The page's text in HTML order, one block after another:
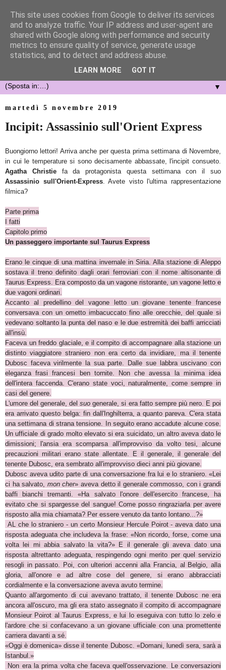
▼
martedì 5 novembre 2019
Incipit: Assassinio sull'Orient Express
Buongiorno lettori! Arriva anche per questa prima settimana di Novembre,
in cui le temperature si sono decisamente abbassate, l'incipit consueto.
Agatha Christiefa da protagonista questa settimana con il suo
Assassinio sull'Orient-Express. Avete visto l'ultima rappresentazione
filmica?
Parte prima
I fatti
Capitolo primo
Un passeggero importante sul Taurus Express
Erano le cinque di una mattina invernale in Siria. Alla stazione di Aleppo
sostava il treno definito dagli orari ferroviari con il nome altisonante di
Taurus Express. Era composto da un vagone ristorante, un vagone letto e
due vagoni ordinari.
Accanto al predellino del vagone letto un giovane tenente francese
conversava con un ometto imbacuccato fino alle orecchie, del quale si
vedevano soltanto la punta del naso e le due estremità dei baffi arricciati
all'insù.
Faceva un freddo glaciale, e il compito di accompagnare alla stazione un
distinto viaggiatore straniero non era certo da invidiare, ma il tenente
Dubosc faceva virilmente la sua parte. Dalle sue labbra uscivano con
eleganza frasi francesi ben tornite. Non che avessa la minima idea
dell'intera faccenda. C'erano state voci, naturalmente, come sempre in
casi del genere.
L'umore del generale, delsuo generale, si era fatto sempre più nero. E poi
era arrivato questo belga: fin dall'Inghilterra, a quanto pareva. C'era stata
una settimana di strana tensione. In seguito erano accadute alcune cose.
Un ufficiale di grado molto elevato si era suicidato, un altro aveva dato le
dimissioni; l'ansia era scomparsa all'improvviso da volto tesi, alcune
precauzioni militari erano state allentate. E il generale, il generale del
tenente Dubosc, era sembrato all'improvviso dieci anni più giovane.
Dubosc aveva udito parte di una conversazione fra lui e lo straniero. «Lei
ci ha salvato, mon cher» aveva detto il generale commosso, con i grandi
baffi bianchi tremanti.«Ha salvato l'onore dell'esercito francese, ha
evitato che si spargesse del sangue! Come posso ringraziarla per avere
risposto alla mia chiamata? Per essere venuto da tanto lontano...?»
AL che lo straniero - un certo Monsieur Hercule Poirot - aveva dato una
risposta adeguata che includeva la frase: «Non ricordo, forse, come una
volta lei mi abbia salvato la vita?»E il generale gli aveva dato una
risposta altrettanto adeguata, respingendo ogni merito per quel servizio
resogli in passato. Poi, con ulteriori accenni alla Francia, al Belgio, alla
gloria, all'onore e ad altre cose del genere, si erano abbracciati
cordialmente e la conversazione aveva avuto termine.
Quanto all'argomento di cui avevano trattato, il tenente Dubosc ne era
ancora all'oscuro, ma gli era stato assegnato il compito di accompagnare
Monsieur Poirot al Taurus Express, e lui lo eseguiva con tutto lo zelo e
l'ardore che si confacevano a un giovane ufficiale con una promettente
carriera davanti a sé.
«Oggi è domenica» disse il tenente Dubosc. «Domani, lunedì sera, sarà a
Istanbul. »
Non era la prima volta che faceva quell'osservazione. Le conversazioni
This site uses cookies from Google to deliver its services
and to analyze traffic. Your IP address and user-agent are
shared with Google along with performance and security
metrics to ensure quality of service, generate usage
statistics, and to detect and address abuse.
LEARN MORE GOT IT